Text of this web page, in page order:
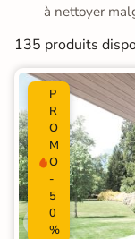
à nettoyer
135 produits
P
R
O
M
O
-
5
0
%